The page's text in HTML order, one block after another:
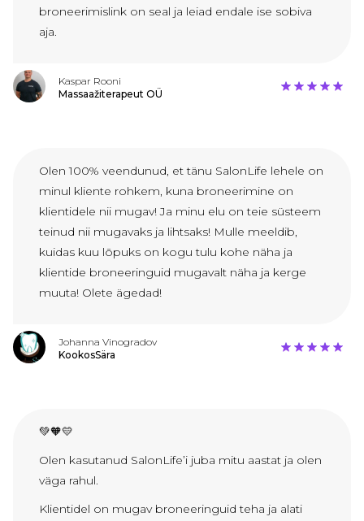
broneerimislink on seal ja leiad endale ise sobiva
aja.
Kaspar Rooni
Massaažiterapeut OÜ
Olen 100% veendunud, et tänu SalonLife lehele on
minul kliente rohkem, kuna broneerimine on
klientidele nii mugav! Ja minu elu on teie süsteem
teinud nii mugavaks ja lihtsaks! Mulle meeldib,
kuidas kuu lõpuks on kogu tulu kohe näha ja
klientide broneeringuid mugavalt näha ja kerge
muuta! Olete ägedad!
Johanna Vinogradov
KookosSära
💚🧡💛
Olen kasutanud SalonLife’i juba mitu aastat ja olen
väga rahul.
Klientidel on mugav broneeringuid teha ja alati